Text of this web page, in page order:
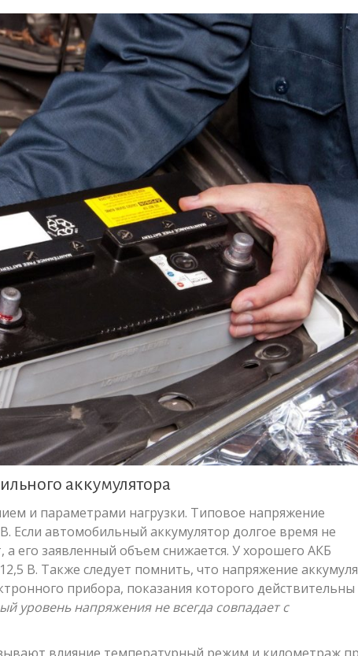
аккумулятора
и параметрами нагрузки. Типовое напряжение
Если автомобильный аккумулятор долгое время не
а его заявленный объем снижается. У хорошего АКБ
В. Также следует помнить, что напряжение
прибора, показания которого действительны
уровень напряжения не всегда совпадает с